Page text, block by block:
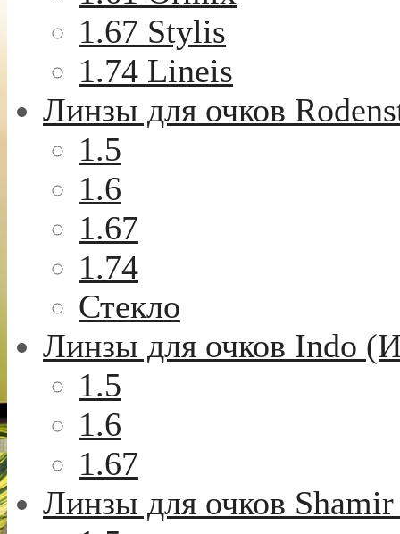
1.67 Stylis
1.74 Lineis
Линзы для очков
1.5
1.6
1.67
1.74
Стекло
Линзы для очков Indo
1.5
1.6
1.67
Линзы для очков